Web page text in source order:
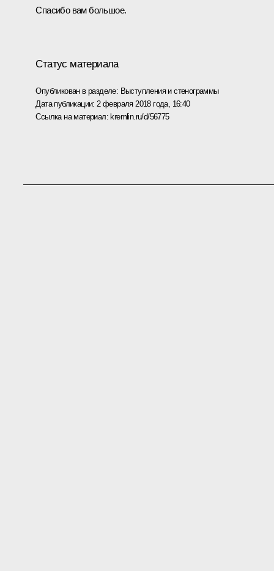
Спасибо вам большое.
Статус материала
Опубликован в разделе: Выступления и стенограммы
Дата публикации: 2 февраля 2018 года, 16:40
Ссылка на материал:kremlin.ru/d/56775